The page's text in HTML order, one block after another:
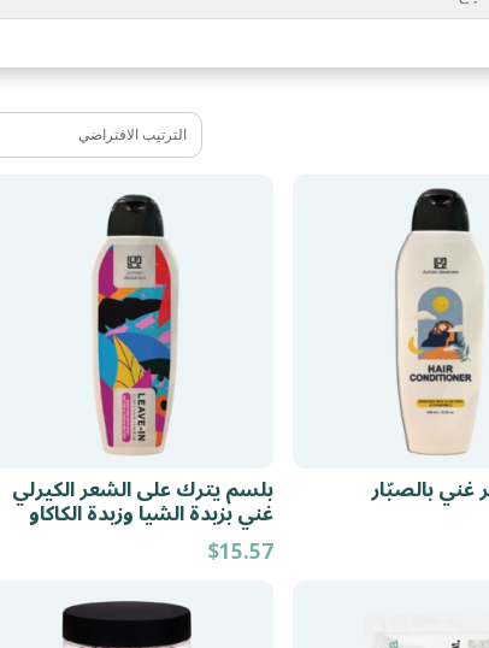
بالصبّار بلسم يترك على الشعر الكيرلي
غني بزبدة الشيا وزبدة الكاكاو
$15.57